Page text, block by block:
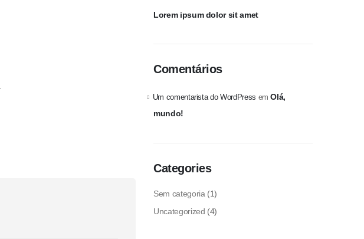
Lorem ipsum dolor sit amet
Comentários
Um comentarista do WordPress emOlá,
mundo!
Categories
Sem categoria (1)
Uncategorized (4)